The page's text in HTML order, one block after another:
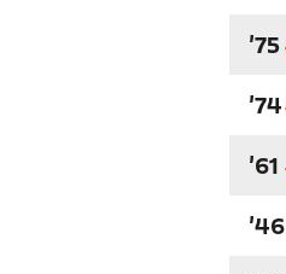
'75
'74
'61
'46